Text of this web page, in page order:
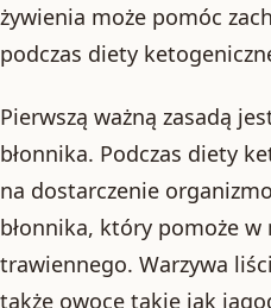
żywienia może pomóc
podczas diety
Pierwszą ważną zasadą
błonnika. Podczas diety
na dostarczenie
błonnika, który pomoże
trawiennego. Warzywa
także owoce takie jak